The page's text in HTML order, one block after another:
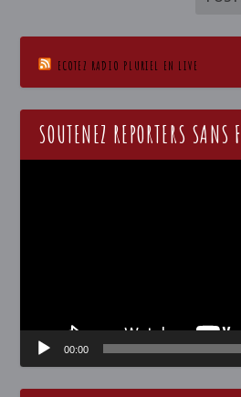
ECOTEZ RADIO PLURIEL EN LIVE
SOUTENEZ REPORTERS SANS
00:00